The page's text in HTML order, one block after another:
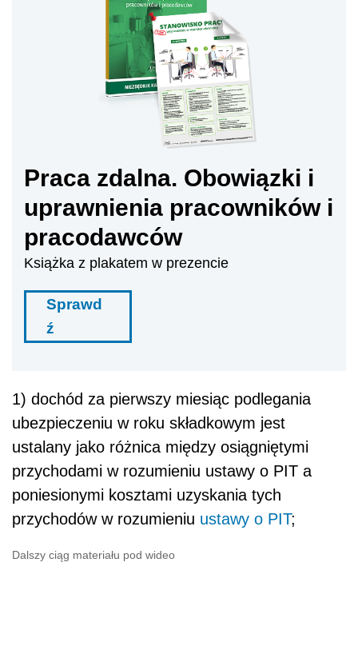
Praca zdalna. Obowiązki i
uprawnienia pracowników i
pracodawców
Książka z plakatem w prezencie
Sprawd
ź
1) dochód za pierwszy miesiąc podlegania
ubezpieczeniu w roku składkowym jest
ustalany jako różnica między osiągniętymi
przychodami w rozumieniu ustawy o PIT a
poniesionymi kosztami uzyskania tych
przychodów w rozumieniu ustawy o PIT;
Dalszy ciąg materiału pod wideo